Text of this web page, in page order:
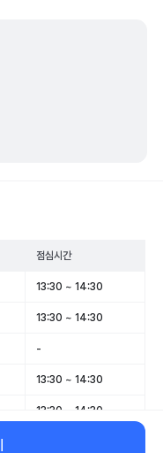
점심시간
13:30 ~ 14:30
13:30 ~ 14:30
-
13:30 ~ 14:30
13:30 ~ 14:30